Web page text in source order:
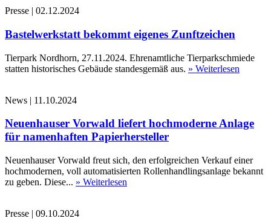
Presse | 02.12.2024
Bastelwerkstatt bekommt eigenes Zunftzeichen
Tierpark Nordhorn, 27.11.2024. Ehrenamtliche Tierparkschmiede
statten historisches Gebäude standesgemäß aus. » Weiterlesen
News | 11.10.2024
Neuenhauser Vorwald liefert hochmoderne Anlage
für namenhaften Papierhersteller
Neuenhauser Vorwald freut sich, den erfolgreichen Verkauf einer
hochmodernen, voll automatisierten Rollenhandlingsanlage bekannt
zu geben. Diese... » Weiterlesen
Presse | 09.10.2024